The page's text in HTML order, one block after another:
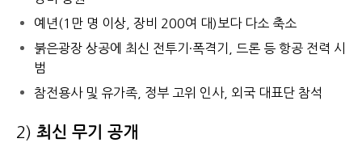
예년(1만 명 이상, 장비 200여 대)보다 다소 축소
붉은광장 상공에 최신 전투기·폭격기, 드론 등 항공 전력 시
범
참전용사 및 유가족, 정부 고위 인사, 외국 대표단 참석
2) 최신 무기 공개